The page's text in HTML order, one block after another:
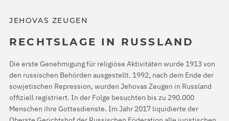
JEHOVAS ZEUGEN
RECHTSLAGE IN RUSSLAND
Die erste Genehmigung für religiöse Aktivitäten wurde 1913 von
den russischen Behörden ausgestellt. 1992, nach dem Ende der
sowjetischen Repression, wurden Jehovas Zeugen in Russland
offiziell registriert. In der Folge besuchten bis zu 290.000
Menschen ihre Gottesdienste. Im Jahr 2017 liquidierte der